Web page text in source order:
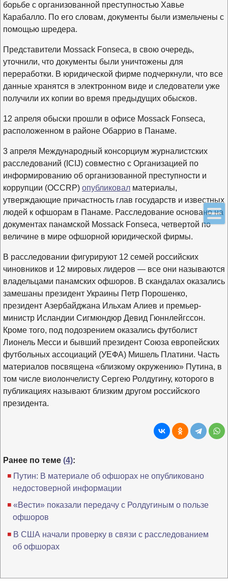
борьбе с организованной преступностью Хавье
Карабалло. По его словам, документы были измельчены с
помощью шредера.
Представители Mossack Fonseca, в свою очередь,
уточнили, что документы были уничтожены для
переработки. В юридической фирме подчеркнули, что все
данные хранятся в электронном виде и следователи уже
получили их копии во время предыдущих обысков.
12 апреля обыски прошли в офисе Mossack Fonseca,
расположенном в районе Обаррио в Панаме.
3 апреля Международный консорциум журналистских
расследований (ICIJ) совместно с Организацией по
информированию об организованной преступности и
коррупции (OCCRP) опубликовал материалы,
утверждающие причастность глав государств и известных
людей к офшорам в Панаме. Расследование основано на
документах панамской Mossack Fonseca, четвертой по
величине в мире офшорной юридической фирмы.
В расследовании фигурируют 12 семей российских
чиновников и 12 мировых лидеров — все они называются
владельцами панамских офшоров. В скандалах оказались
замешаны президент Украины Петр Порошенко,
президент Азербайджана Ильхам Алиев и премьер-
министр Исландии Сигмюндюр Девид Гюннлейгссон.
Кроме того, под подозрением оказались футболист
Лионель Месси и бывший президент Союза европейских
футбольных ассоциаций (УЕФА) Мишель Платини. Часть
материалов посвящена «близкому окружению» Путина, в
том числе виолончелисту Сергею Ролдугину, которого в
публикациях называют близким другом российского
президента.
Ранее по теме (4):
Путин: В материале об офшорах не опубликовано
недостоверной информации
«Вести» показали передачу с Ролдугиным о пользе
офшоров
В США начали проверку в связи с расследованием
об офшорах